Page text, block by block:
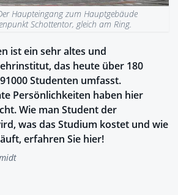
Haupteingang zum Hauptgebäude
Schottentor, gleich am Ring.
ist ein sehr altes und
das heute über 180
Studenten umfasst.
Persönlichkeiten haben hier
Wie man Student der
was das Studium kostet und wie
erfahren Sie hier!